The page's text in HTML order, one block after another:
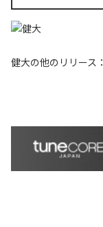
健大の他のリリース：